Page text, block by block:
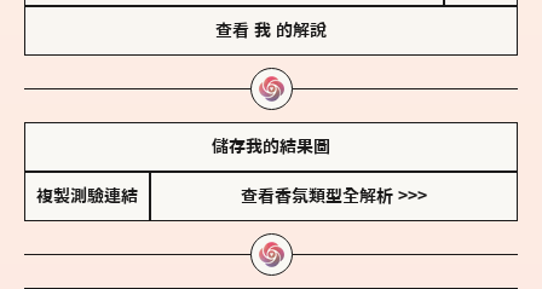
查看 我 的解說
儲存我的結果圖
複製測驗連結 查看香氛類型全解析 >>>